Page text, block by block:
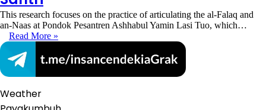
This research focuses on the practice of articulating the al-Falaq and
an-Naas at Pondok Pesantren Ashhabul Yamin Lasi Tuo, which…
Read More »
Weather